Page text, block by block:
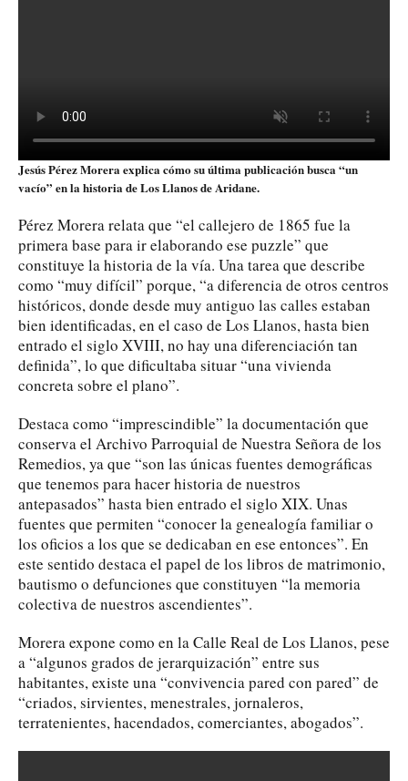
Jesús Pérez Morera explica cómo su última publicación busca “un
vacío” en la historia de Los Llanos de Aridane.
Pérez Morera relata que “el callejero de 1865 fue la
primera base para ir elaborando ese puzzle” que
constituye la historia de la vía. Una tarea que describe
como “muy difícil” porque, “a diferencia de otros centros
históricos, donde desde muy antiguo las calles estaban
bien identificadas, en el caso de Los Llanos, hasta bien
entrado el siglo XVIII, no hay una diferenciación tan
definida”, lo que dificultaba situar “una vivienda
concreta sobre el plano”.
Destaca como “imprescindible” la documentación que
conserva el Archivo Parroquial de Nuestra Señora de los
Remedios, ya que “son las únicas fuentes demográficas
que tenemos para hacer historia de nuestros
antepasados” hasta bien entrado el siglo XIX. Unas
fuentes que permiten “conocer la genealogía familiar o
los oficios a los que se dedicaban en ese entonces”. En
este sentido destaca el papel de los libros de matrimonio,
bautismo o defunciones que constituyen “la memoria
colectiva de nuestros ascendientes”.
Morera expone como en la Calle Real de Los Llanos, pese
a “algunos grados de jerarquización” entre sus
habitantes, existe una “convivencia pared con pared” de
“criados, sirvientes, menestrales, jornaleros,
terratenientes, hacendados, comerciantes, abogados”.